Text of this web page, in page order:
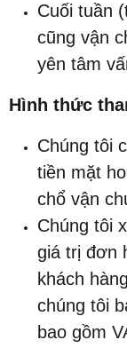
Cuối tuần
cũng vận
yên tâm
Hình thức
Chúng tôi
tiền mặt
chổ vận
Chúng tôi
giá trị đơn
khách
chúng tôi
bao gồm